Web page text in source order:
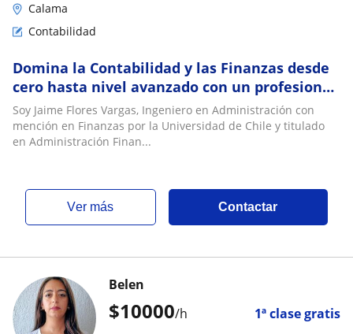
Calama
Contabilidad
Domina la Contabilidad y las Finanzas desde
cero hasta nivel avanzado con un profesional
en Finanzas
Soy Jaime Flores Vargas, Ingeniero en Administración con
mención en Finanzas por la Universidad de Chile y titulado
en Administración Finan...
ver más Contactar
$10000/h 1ª clase gratis
Belen